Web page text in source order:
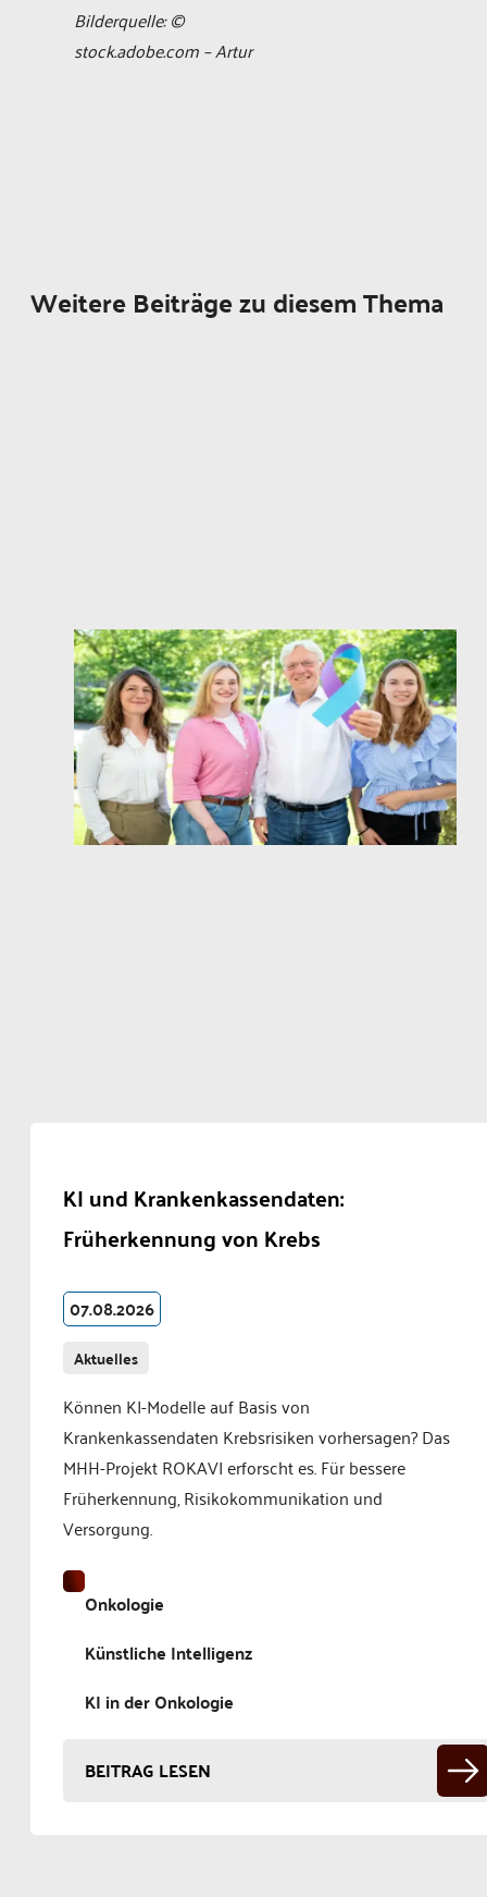
Bilderquelle: ©
stock.adobe.com – Artur
Weitere Beiträge zu diesem Thema
KI und Krankenkassendaten:
Früherkennung von Krebs
07.08.2026
Aktuelles
Können KI-Modelle auf Basis von
Krankenkassendaten Krebsrisiken vorhersagen? Das
MHH-Projekt ROKAVI erforscht es. Für bessere
Früherkennung, Risikokommunikation und
Versorgung.
Onkologie
Künstliche Intelligenz
KI in der Onkologie
BEITRAG LESEN